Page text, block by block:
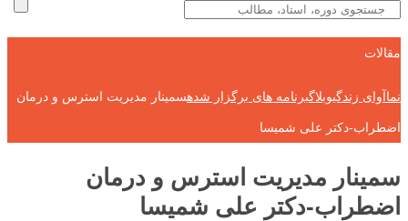
مقالات
نماآوای زندگیوبلاگبرنامه های برگزار شدهسمینار مدیریت استرس و درمان
اضطراب-دکتر علی شمیسا
سمینار مدیریت استرس و درمان
اضطراب-دکتر علی شمیسا